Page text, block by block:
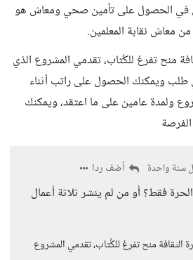
في الحصول على تأمين صحي ومعاش هو
معاش نقابة المعلمين.
منح تفرغ للكُتاب، تقدمي المشروع الذي
طلب ويمكنك الحصول على راتب أثناء
ولمدة عامين على ما اعتقد، ويمكنك
سنة واحدة أضف ردا
فقط؟ أو من لم ينشر ثلاثة أعمال
الثقافة منح تفرغ للكُتاب، تقدمي المشروع